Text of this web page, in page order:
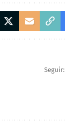
Seguir: